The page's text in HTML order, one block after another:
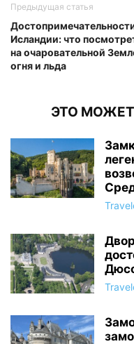
Предыдущая статья
Исландии: что
на очаровательной
огня и льда
ЭТО